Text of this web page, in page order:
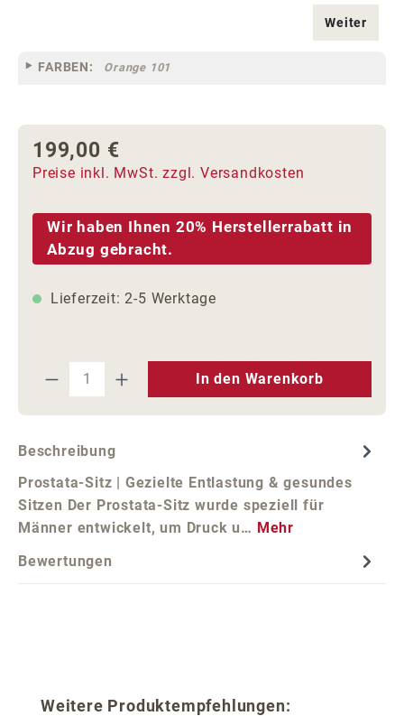
Weiter
FARBEN: Orange 101
Regulärer Preis:
199,00 €
Preise inkl. MwSt. zzgl. Versandkosten
Wir haben Ihnen 20% Herstellerrabatt in
Abzug gebracht.
Lieferzeit: 2-5 Werktage
Produkt Anzahl: Gib den
In den Warenkorb
Beschreibung
Prostata-Sitz | Gezielte Entlastung & gesundes
Sitzen Der Prostata-Sitz wurde speziell für
Männer entwickelt, um Druck u… Mehr
Bewertungen
Produktgalerie überspringen
Weitere Produktempfehlungen: